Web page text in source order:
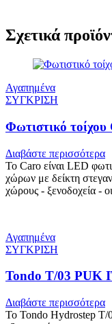
Σχετικά
Αγαπημένα
ΣΥΓΚΡΙΣΗ
Φωτιστικό
Διαβάστε περισσότερα
Το Caro είναι LED
χώρων με δείκτη
χώρους - ξενοδοχεία -
Αγαπημένα
ΣΥΓΚΡΙΣΗ
Tondo T/03 PUK
Διαβάστε περισσότερα
Το Tondo Hydrostep T/